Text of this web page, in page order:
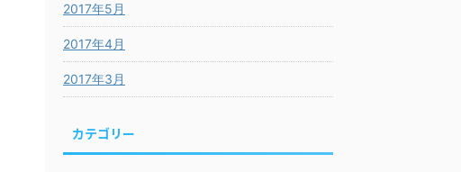
2017年5月
2017年4月
2017年3月
カテゴリー